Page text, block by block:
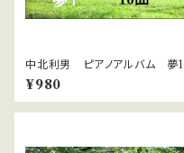
中北利男 ピアノアルバム 夢1
¥980